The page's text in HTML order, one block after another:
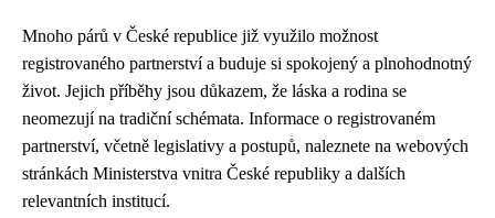
Mnoho párů v České republice již využilo možnost
registrovaného partnerství a buduje si spokojený a plnohodnotný
život. Jejich příběhy jsou důkazem, že láska a rodina se
neomezují na tradiční schémata. Informace o registrovaném
partnerství, včetně legislativy a postupů, naleznete na webových
stránkách Ministerstva vnitra České republiky a dalších
relevantních institucí.